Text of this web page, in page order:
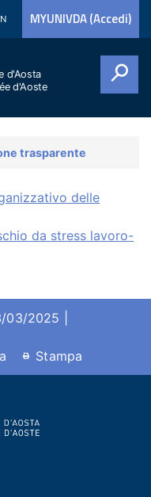
MYUNIVDA (Accedi)
d'Aosta
d'Aoste
trasparente
delle
da stress lavoro-
2025 |
Stampa